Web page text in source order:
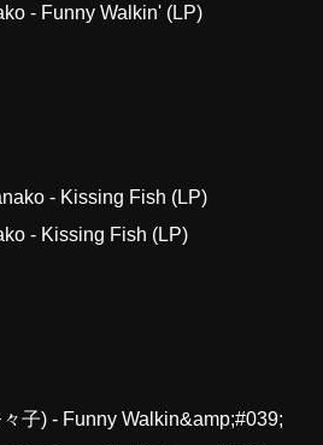
- Funny Walkin' (LP)
- Kissing Fish (LP)